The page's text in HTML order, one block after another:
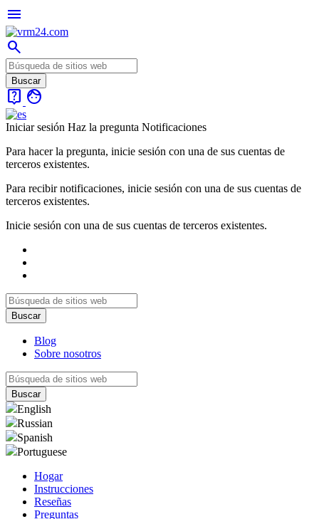
menu
search
live_help face
Iniciar sesión Haz la pregunta Notificaciones
Para hacer la pregunta, inicie sesión con una de sus cuentas de
terceros existentes.
Para recibir notificaciones, inicie sesión con una de sus cuentas de
terceros existentes.
Inicie sesión con una de sus cuentas de terceros existentes.
Blog
Sobre nosotros
English
Russian
Spanish
Portuguese
Hogar
Instrucciones
Reseñas
Preguntas